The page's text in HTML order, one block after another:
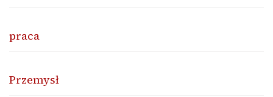
praca
Przemysł